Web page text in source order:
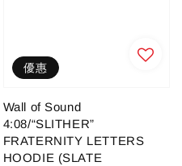
優惠
Wall of Sound
4:08/“SLITHER”
FRATERNITY LETTERS
HOODIE (SLATE